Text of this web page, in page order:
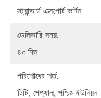
স্ট্যান্ডার্ড এক্সপোর্ট কার্টন
ডেলিভারি সময়:
৪০ দিন
পরিশোধের শর্ত:
টিটি, পেপ্যাল, পশ্চিম ইউনিয়ন